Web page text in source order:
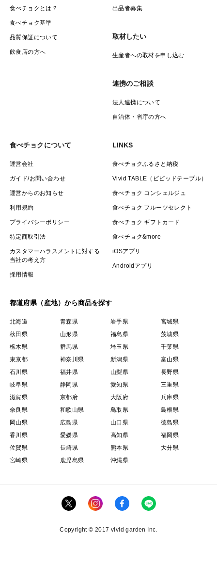
食べチョクとは？
食べチョク基準
品質保証について
飲食店の方へ
出品者募集
取材したい
生産者への取材を申し込む
連携のご相談
法人連携について
自治体・省庁の方へ
食べチョクについて
運営会社
ガイド/お問い合わせ
運営からのお知らせ
利用規約
プライバシーポリシー
特定商取引法
カスタマーハラスメントに対する
当社の考え方
採用情報
LINKS
食べチョクふるさと納税
Vivid TABLE（ビビッドテーブル）
食べチョク コンシェルジュ
食べチョク フルーツセレクト
食べチョク ギフトカード
食べチョク&more
iOSアプリ
Androidアプリ
都道府県（産地）から商品を探す
北海道 青森県 岩手県
宮城県
秋田県
山形県 福島県
茨城県
栃木県
群馬県 埼玉県
千葉県
東京都
神奈川県 新潟県
富山県
石川県
福井県 山梨県
長野県
岐阜県
静岡県 愛知県
三重県
滋賀県
京都府 大阪府
兵庫県
奈良県
和歌山県 鳥取県
島根県
岡山県
広島県 山口県
徳島県
香川県
愛媛県 高知県
福岡県
佐賀県
長崎県 熊本県
大分県
宮崎県
鹿児島県 沖縄県
Copyright © 2017 vivid garden Inc.